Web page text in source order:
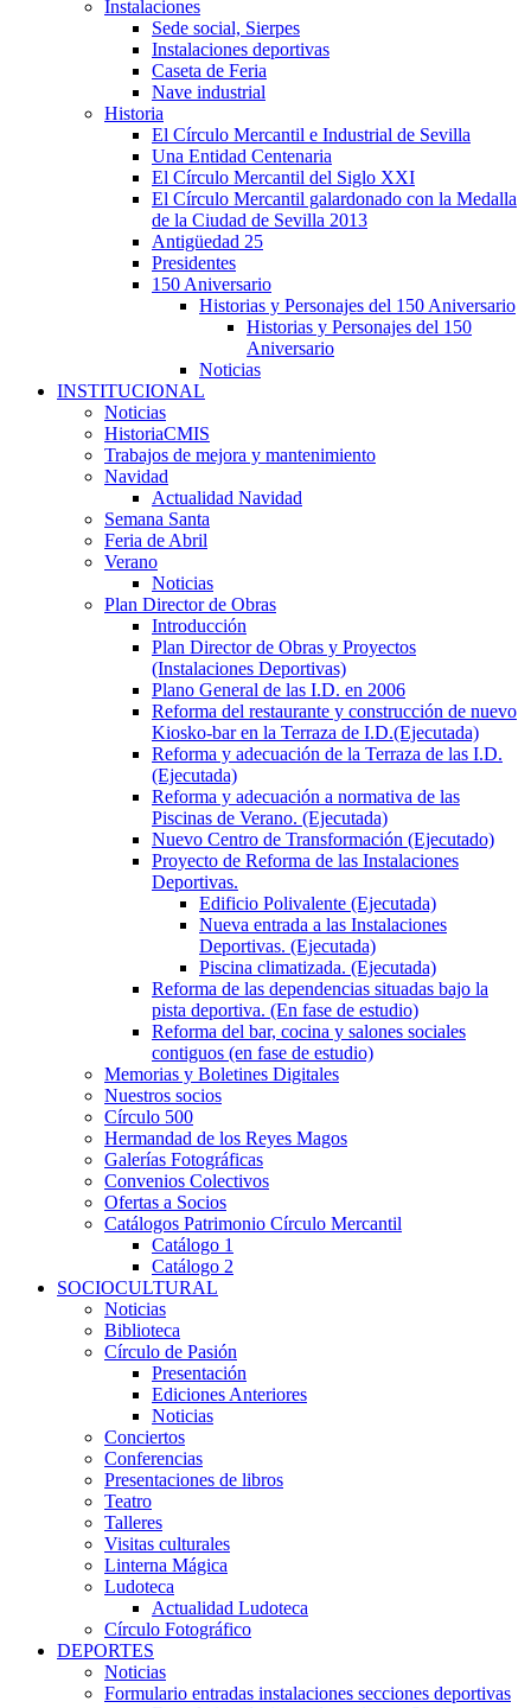
Instalaciones
Sede social, Sierpes
Instalaciones deportivas
Caseta de Feria
Nave industrial
Historia
El Círculo Mercantil e Industrial de Sevilla
Una Entidad Centenaria
El Círculo Mercantil del Siglo XXI
El Círculo Mercantil galardonado con la Medalla
de la Ciudad de Sevilla 2013
Antigüedad 25
Presidentes
150 Aniversario
Historias y Personajes del 150 Aniversario
Historias y Personajes del 150
Aniversario
Noticias
INSTITUCIONAL
Noticias
HistoriaCMIS
Trabajos de mejora y mantenimiento
Navidad
Actualidad Navidad
Semana Santa
Feria de Abril
Verano
Noticias
Plan Director de Obras
Introducción
Plan Director de Obras y Proyectos
(Instalaciones Deportivas)
Plano General de las I.D. en 2006
Reforma del restaurante y construcción de nuevo
Kiosko-bar en la Terraza de I.D.(Ejecutada)
Reforma y adecuación de la Terraza de las I.D.
(Ejecutada)
Reforma y adecuación a normativa de las
Piscinas de Verano. (Ejecutada)
Nuevo Centro de Transformación (Ejecutado)
Proyecto de Reforma de las Instalaciones
Deportivas.
Edificio Polivalente (Ejecutada)
Nueva entrada a las Instalaciones
Deportivas. (Ejecutada)
Piscina climatizada. (Ejecutada)
Reforma de las dependencias situadas bajo la
pista deportiva. (En fase de estudio)
Reforma del bar, cocina y salones sociales
contiguos (en fase de estudio)
Memorias y Boletines Digitales
Nuestros socios
Círculo 500
Hermandad de los Reyes Magos
Galerías Fotográficas
Convenios Colectivos
Ofertas a Socios
Catálogos Patrimonio Círculo Mercantil
Catálogo 1
Catálogo 2
SOCIOCULTURAL
Noticias
Biblioteca
Círculo de Pasión
Presentación
Ediciones Anteriores
Noticias
Conciertos
Conferencias
Presentaciones de libros
Teatro
Talleres
Visitas culturales
Linterna Mágica
Ludoteca
Actualidad Ludoteca
Círculo Fotográfico
DEPORTES
Noticias
Formulario entradas instalaciones secciones deportivas